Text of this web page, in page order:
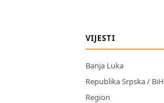
VIJESTI
Banja Luka
Republika Srpska / BiH
Region